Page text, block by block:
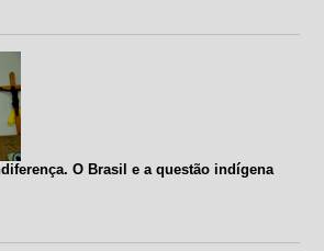
O Brasil e a questão indígena